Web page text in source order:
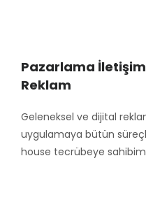
Pazarlama
Reklam
Geleneksel ve dijital
uygulamaya bütün
house tecrübeye